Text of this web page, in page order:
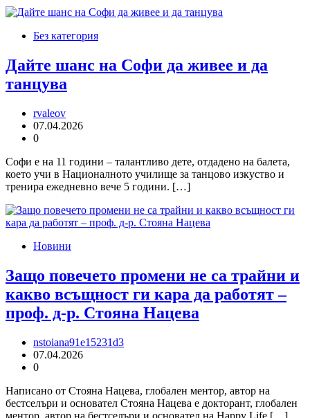
Без категория
Дайте шанс на Софи да живее и да
танцува
rvaleov
07.04.2026
0
Софи е на 11 години – талантливо дете, отдадено на балета,
което учи в Националното училище за танцово изкуство и
тренира ежедневно вече 5 години. […]
Новини
Защо повечето промени не са трайни и
какво всъщност ги кара да работят –
проф. д-р. Стояна Нацева
nstoiana91e15231d3
07.04.2026
0
Написано от Стояна Нацева, глобален ментор, автор на
бестселъри и основател Стояна Нацева е докторант, глобален
ментор, автор на бестселъри и основател на Happy Life […]